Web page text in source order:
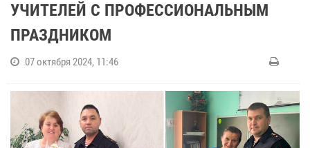
УЧИТЕЛЕЙ С ПРОФЕССИОНАЛЬНЫМ
ПРАЗДНИКОМ
07 октября 2024, 11:46